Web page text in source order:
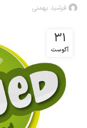
فرشید بهمنی
31
آگوست